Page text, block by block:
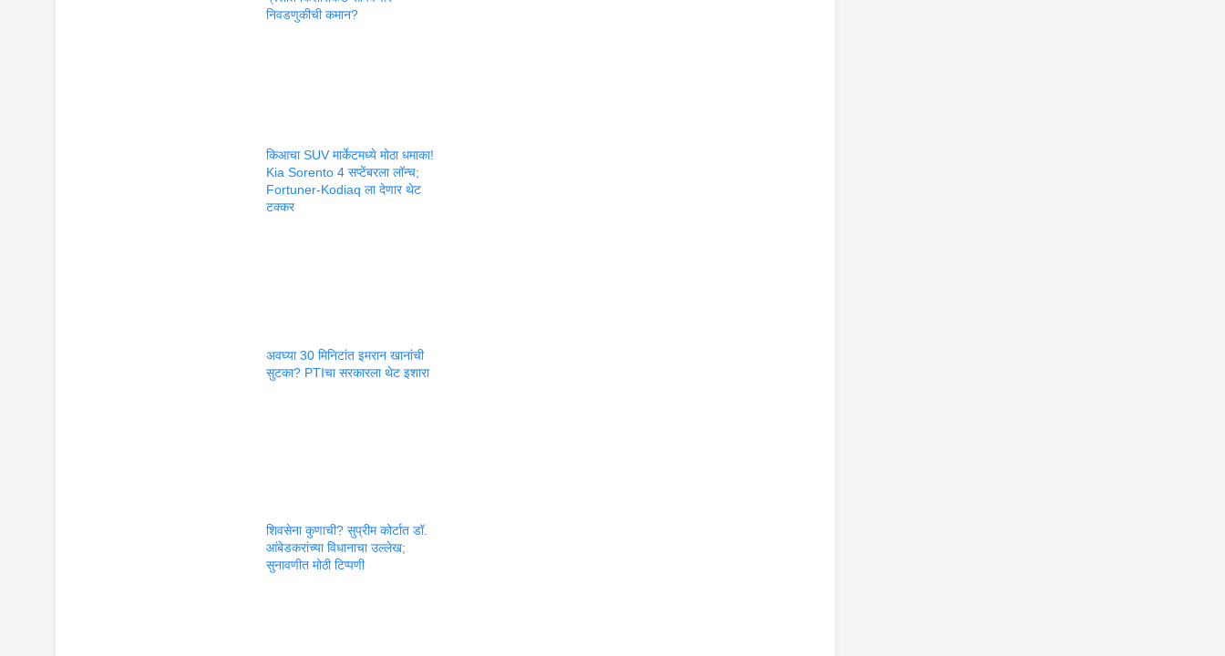
निवडणुकीची कमान?
किआचा SUV मार्केटमध्ये मोठा धमाका!
Kia Sorento 4 सप्टेंबरला लॉन्च;
Fortuner-Kodiaq ला देणार थेट
टक्कर
अवघ्या 30 मिनिटांत इमरान खानांची
सुटका? PTIचा सरकारला थेट इशारा
शिवसेना कुणाची? सुप्रीम कोर्टात डॉ.
आंबेडकरांच्या विधानाचा उल्लेख;
सुनावणीत मोठी टिप्पणी